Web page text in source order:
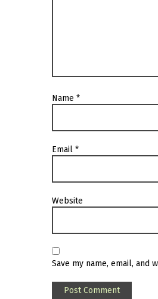
Name *
Email *
Website
Save my name, email, and